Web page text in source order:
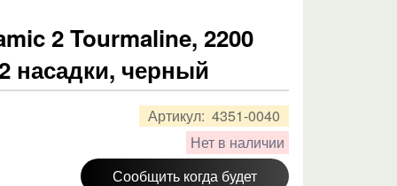
2 Tourmaline, 2200
насадки, черный
Артикул: 4351-0040
Нет в наличии
Сообщить когда будет